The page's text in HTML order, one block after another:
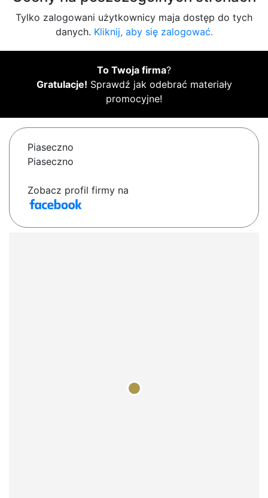
Tylko zalogowani użytkownicy maja dostęp do tych
danych. Kliknij, aby się zalogować.
To Twoja firma?
Gratulacje! Sprawdź jak odebrać materiały
promocyjne!
Piaseczno
Piaseczno
Zobacz profil firmy na